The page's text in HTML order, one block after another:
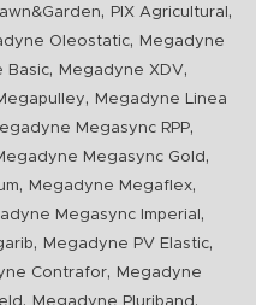
, PIX Agricultural ,
Oleostatic,
Megadyne
Basic, Megadyne XDV,
,
Megadyne Linea
Megasync RPP,
Megasync Gold ,
, Megadyne Megaflex,
Megasync Imperial ,
, Megadyne PV Elastic,
Contrafor,
Megadyne
, ,